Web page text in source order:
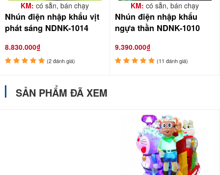
KM: có sẵn, bán chạy
Nhún điện nhập khẩu vịt
phát sáng NDNK-1014
8.830.000₫
(2 đánh giá)
KM: có sẵn, bán chạy
Nhún điện nhập khẩu
ngựa thần NDNK-1010
9.390.000₫
(11 đánh giá)
SẢN PHẨM ĐÃ XEM